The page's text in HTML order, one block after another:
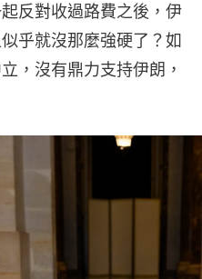
反對收過路費之後，伊
乎就沒那麼強硬了？如
，沒有鼎力支持伊朗，